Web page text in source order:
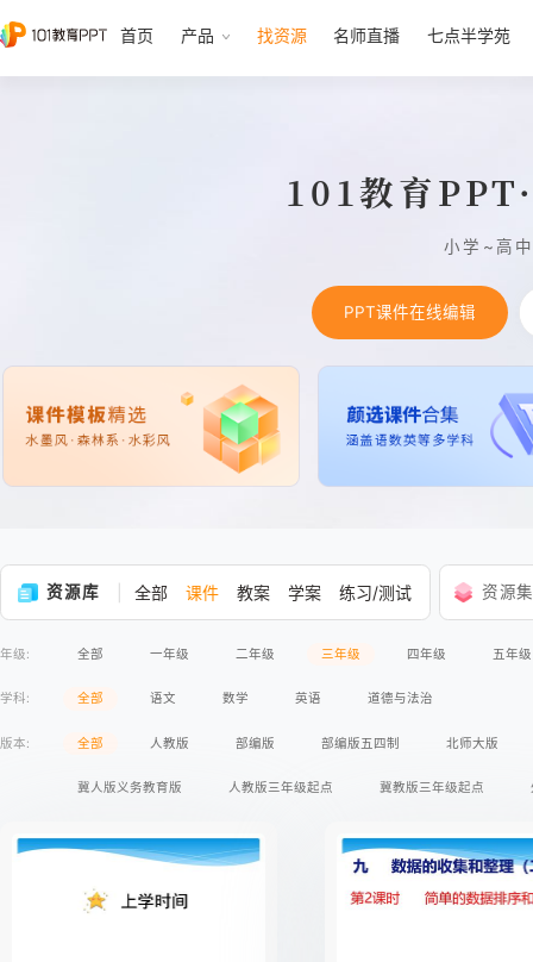
首页 产品 找资源 名师直播 七点半学苑
101教育
小学~高
PPT课件在线编辑
资源库 全部 课件 教案 学案 练习/测试 资源
年级: 全部 一年级 二年级 三年级 四年级 五年级
学科: 全部 语文 数学 英语 道德与法治
版本: 全部 人教版 部编版 部编版五四制 北师大版
冀人版义务教育版 人教版三年级起点 冀教版三年级起点